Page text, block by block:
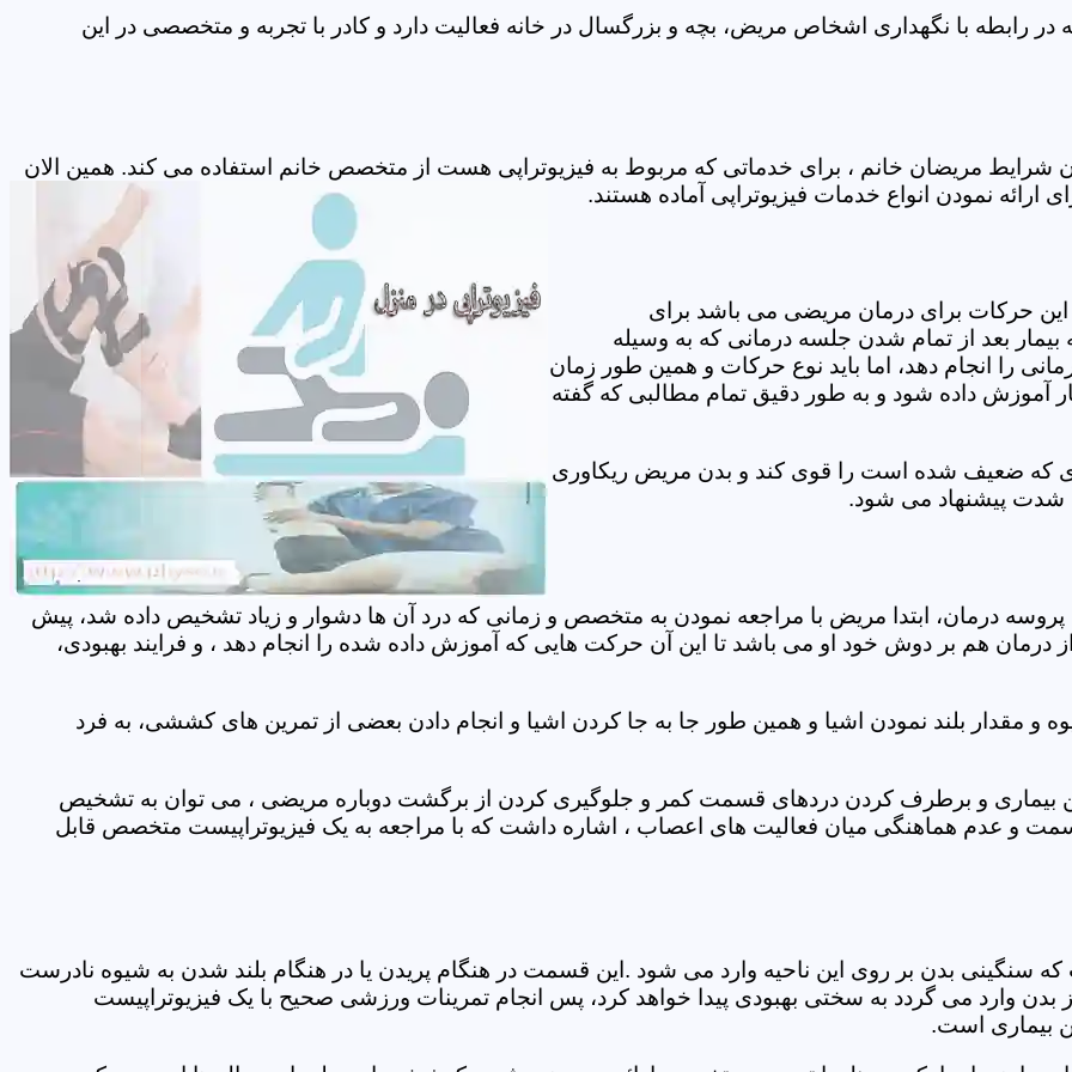
رابطه با نگهداری اشخاص مریض، بچه و بزرگسال در خانه فعالیت دارد و کادر با تجربه و متخصصی در این
شرایط مریضان خانم ، برای خدماتی که مربوط به فیزیوتراپی هست از متخصص خانم استفاده می کند. همین الان
ارائه نمودن انواع خدمات فیزیوتراپی آماده هستند.
حرکات برای درمان مریضی می باشد برای
بعد از تمام شدن جلسه درمانی که به وسیله
را انجام دهد، اما باید نوع حرکات و همین طور زمان
آموزش داده شود و به طور دقیق تمام مطالبی که گفته
که ضعیف شده است را قوی کند و بدن مریض ریکاوری
شدت پیشنهاد می شود.
درمان، ابتدا مریض با مراجعه نمودن به متخصص و زمانی که درد آن ها دشوار و زیاد تشخیص داده شد، پیش
درمان هم بر دوش خود او می باشد تا این آن حرکت هایی که آموزش داده شده را انجام دهد ، و فرایند بهبودی،
مقدار بلند نمودن اشیا و همین طور جا به جا کردن اشیا و انجام دادن بعضی از تمرین های کششی، به فرد
این بیماری و برطرف کردن دردهای قسمت کمر و جلوگیری کردن از برگشت دوباره مریضی ، می توان به تشخیص
و عدم هماهنگی میان فعالیت های اعصاب ، اشاره داشت که با مراجعه به یک فیزیوتراپیست متخصص قابل
بدن بر روی این ناحیه وارد می شود .این قسمت در هنگام پریدن یا در هنگام بلند شدن به شیوه نادرست
بدن وارد می گردد به سختی بهبودی پیدا خواهد کرد، پس انجام تمرینات ورزشی صحیح با یک فیزیوتراپیست
بیماری است.